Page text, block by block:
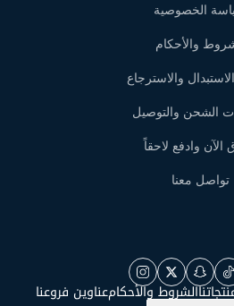
الخصوصية
والأحكام
والاسترجاع
الشحن والتوصيل
الآن وادفع لاحقاً
تواصل معنا
عناوين فروعناالشروط والأحكام